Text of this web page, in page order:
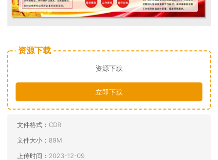
资源下载
资源下载
立即下载
文件格式： CDR
文件大小： 89M
上传时间： 2023-12-09